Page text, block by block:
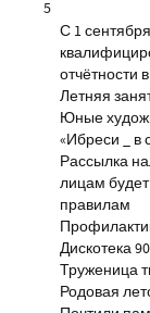
5
С 1
отчётности
Летняя
Юные
«Ибреси _ в
Рассылка
лицам
правилам
Дискотека
Труженица
Родовая